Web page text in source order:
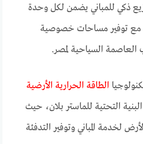
ذكي للمباني يضمن لكل وحدة
مع توفير مساحات خصوصية
السياحية لمصر.
الطاقة الحرارية الأرضية
التحتية للماستر بلان، حيث
لخدمة المباني وتوفير التدفئة